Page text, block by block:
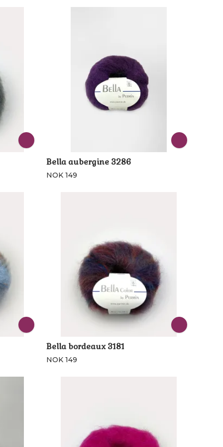
Bella aubergine 3286
NOK 149
Bella bordeaux 3181
NOK 149